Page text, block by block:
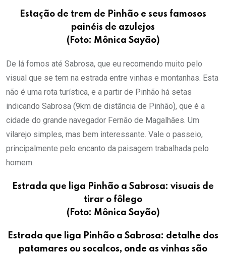
Estação de trem de Pinhão e seus famosos
painéis de azulejos
(Foto: Mônica Sayão)
De lá fomos até Sabrosa, que eu recomendo muito pelo
visual que se tem na estrada entre vinhas e montanhas. Esta
não é uma rota turística, e a partir de Pinhão há setas
indicando Sabrosa (9km de distância de Pinhão), que é a
cidade do grande navegador Fernão de Magalhães. Um
vilarejo simples, mas bem interessante. Vale o passeio,
principalmente pelo encanto da paisagem trabalhada pelo
homem.
Estrada que liga Pinhão a Sabrosa: visuais de
tirar o fôlego
(Foto: Mônica Sayão)
Estrada que liga Pinhão a Sabrosa: detalhe dos
patamares ou socalcos, onde as vinhas são